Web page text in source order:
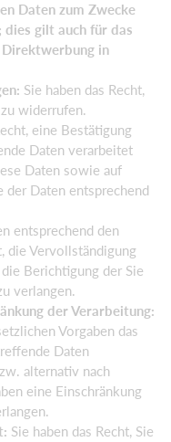
Daten zum Zwecke
gilt auch für das
in
Sie haben das Recht,
widerrufen.
eine Bestätigung
Daten verarbeitet
Daten sowie auf
Daten entsprechend
entsprechend den
die Vervollständigung
Berichtigung der Sie
verlangen.
der Verarbeitung:
Vorgaben das
Daten
alternativ nach
eine Einschränkung
Sie haben das Recht, Sie